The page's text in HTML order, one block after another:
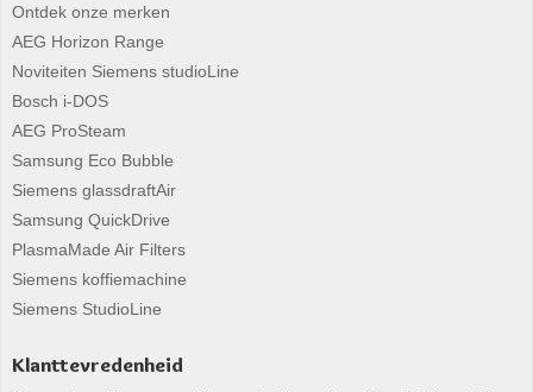
Ontdek onze merken
AEG Horizon Range
Noviteiten Siemens studioLine
Bosch i-DOS
AEG ProSteam
Samsung Eco Bubble
Siemens glassdraftAir
Samsung QuickDrive
PlasmaMade Air Filters
Siemens koffiemachine
Siemens StudioLine
Klanttevredenheid